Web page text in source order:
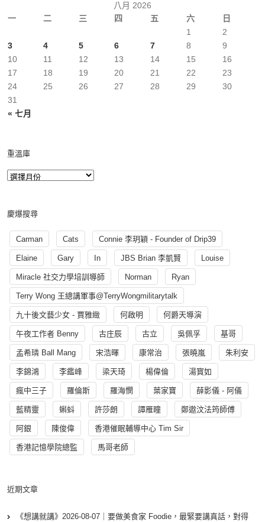
八月 2026
一
二 三 四 五 六 日
« 七月
1
2
3
4 5 6 7 8
9
10
11 12 13 14 15
16
17
18 19 20 21 22
23
24
25 26 27 28 29
30
31
重溫庫
慶爆搜尋
Carman Cats Connie 李玥穎 - Founder of Drip39
Elaine Gary In JBS Brian 李凱賢 Louise
Miracle 社交力學培訓導師 Norman Ryan
Terry Wong 王總講軍事@TerryWongmilitarytalk
九十後文藝少女 - 賈雅緻 何啟明 何爵天導演
午夜工作者 Benny 古庄辰 古立 吳佩孚 基哥
孟希璘 Ball Mang 宋浩暉 康常治 張曉嵐 朱利安
李錦鴻 李鑑峰 梁天琦 楊偉倫 湯寳如
瘋中三子 羅倫斯 羅海憫 葉家寶 薛影儀 - 阿儀
藍精靈 蝌蚪 許莎朗 譚雁瞳 鄭遨汶法筠師傅
阿銀 陳俊偉 香港催眠輔導中心 Tim Sir
香港記憶學院總監 馬哥老師
近期文章
《想講就講》2026-08-07｜要做美食家 Foodie，最緊要講真話，對得